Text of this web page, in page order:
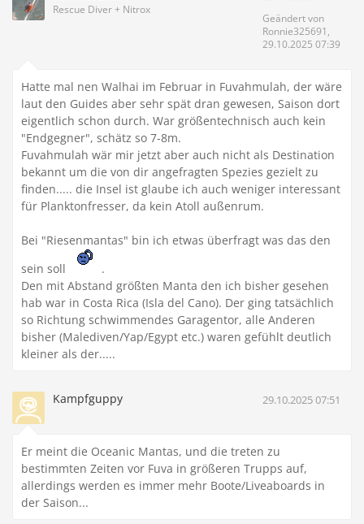
Rescue Diver + Nitrox
Geändert von
Ronnie325691,
29.10.2025 07:39
Hatte mal nen Walhai im Februar in Fuvahmulah, der wäre
laut den Guides aber sehr spät dran gewesen, Saison dort
eigentlich schon durch. War größentechnisch auch kein
"Endgegner", schätz so 7-8m.
Fuvahmulah wär mir jetzt aber auch nicht als Destination
bekannt um die von dir angefragten Spezies gezielt zu
finden..... die Insel ist glaube ich auch weniger interessant
für Planktonfresser, da kein Atoll außenrum.
Bei "Riesenmantas" bin ich etwas überfragt was das den
sein soll
.
Den mit Abstand größten Manta den ich bisher gesehen
hab war in Costa Rica (Isla del Cano). Der ging tatsächlich
so Richtung schwimmendes Garagentor, alle Anderen
bisher (Malediven/Yap/Egypt etc.) waren gefühlt deutlich
kleiner als der.....
Kampfguppy 29.10.2025 07:51
Er meint die Oceanic Mantas, und die treten zu
bestimmten Zeiten vor Fuva in größeren Trupps auf,
allerdings werden es immer mehr Boote/Liveaboards in
der Saison...